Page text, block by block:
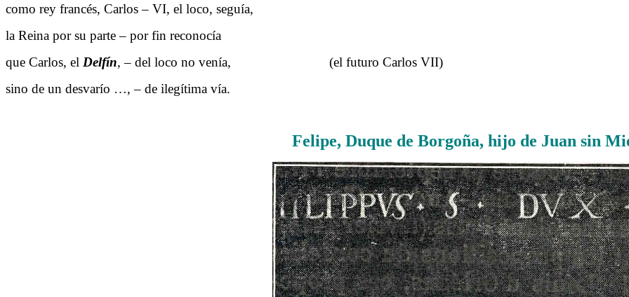
como rey francés, Carlos – VI, el loco, seguía,
la Reina por su parte – por fin reconocía
que Carlos, el Delfín, – del loco no venía, (el futuro Carlos VII)
sino de un desvarío …, – de ilegítima vía.
Felipe, Duque de Borgoña, hijo de Juan sin